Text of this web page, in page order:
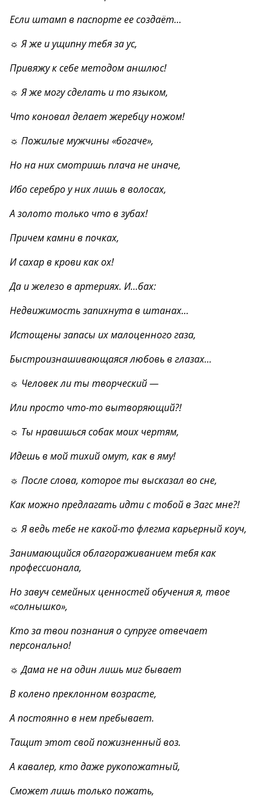
Если штамп в паспорте ее создаёт…
☼ Я же и ущипну тебя за ус,
Привяжу к себе методом аншлюс!
☼ Я же могу сделать и то языком,
Что коновал делает жеребцу ножом!
☼ Пожилые мужчины «богаче»,
Но на них смотришь плача не иначе,
Ибо серебро у них лишь в волосах,
А золото только что в зубах!
Причем камни в почках,
И сахар в крови как ох!
Да и железо в артериях. И…бах:
Недвижимость запихнута в штанах…
Истощены запасы их малоценного газа,
Быстроизнашивающаяся любовь в глазах…
☼ Человек ли ты творческий —
Или просто что-то вытворяющий?!
☼ Ты нравишься собак моих чертям,
Идешь в мой тихий омут, как в яму!
☼ После слова, которое ты высказал во сне,
Как можно предлагать идти с тобой в Загс мне?!
☼ Я ведь тебе не какой-то флегма карьерный коуч,
Занимающийся облагораживанием тебя как
профессионала,
Но завуч семейных ценностей обучения я, твое
«солнышко»,
Кто за твои познания о супруге отвечает
персонально!
☼ Дама не на один лишь миг бывает
В колено преклонном возрасте,
А постоянно в нем пребывает.
Тащит этот свой пожизненный воз.
А кавалер, кто даже рукопожатный,
Сможет лишь только пожать,